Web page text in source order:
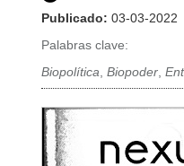
Publicado: 03-03-2022
Palabras clave:
Biopolítica,Biopoder,